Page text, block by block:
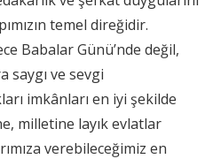
temel direğidir.
Babalar Günü’nde değil,
saygı ve sevgi
imkânları en iyi şekilde
milletine layık evlatlar
verebileceğimiz en